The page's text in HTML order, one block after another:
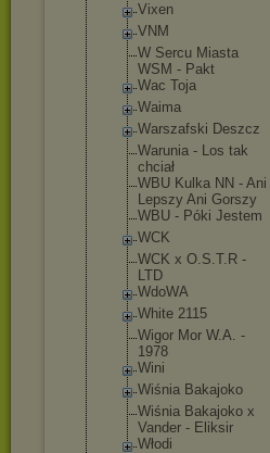
Vixen
VNM
W Sercu Miasta
WSM - Pakt
Wac Toja
Waima
Warszafski Deszcz
Warunia - Los tak
chciał
WBU Kulka NN - Ani
Lepszy Ani Gorszy
WBU - Póki Jestem
WCK
WCK x O.S.T.R -
LTD
WdoWA
White 2115
Wigor Mor W.A. -
1978
Wini
Wiśnia Bakajoko
Wiśnia Bakajoko x
Vander - Eliksir
Włodi